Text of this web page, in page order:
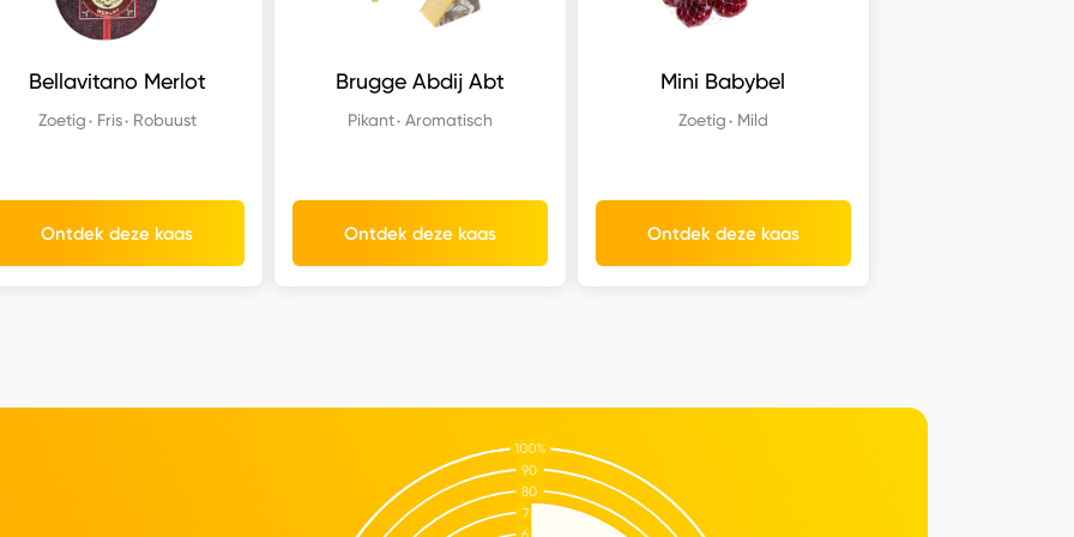
Bellavitano Merlot
Zoetig Fris Robuust
Ontdek deze kaas
Brugge Abdij Abt
Pikant Aromatisch
Ontdek deze kaas
Mini Babybel
Zoetig Mild
Ontdek deze kaas